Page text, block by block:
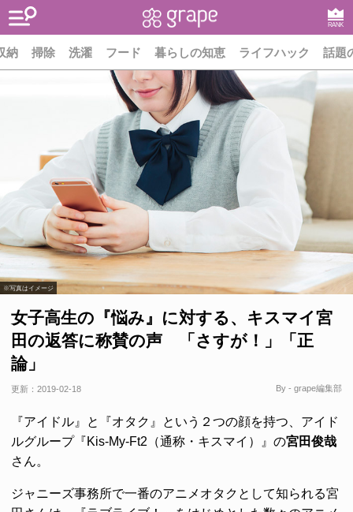
RANK
納 掃除 洗濯 フード 暮らしの知恵 ライフハック 話題
※写真はイメージ
女子高生の『悩み』に対する、キスマイ宮
田の返答に称賛の声 「さすが！」「正
論」
更新： 2019-02-18 By - grape編集部
『アイドル』と『オタク』という２つの顔を持つ、アイド
ルグループ『Kis-My-Ft2（通称・キスマイ）』の宮田俊哉
さん。
ジャニーズ事務所で一番のアニメオタクとして知られる宮